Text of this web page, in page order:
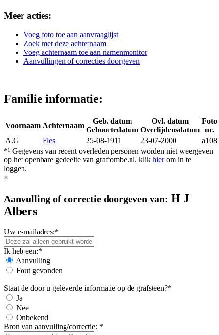
Meer acties:
Voeg foto toe aan aanvraaglijst
Zoek met deze achternaam
Voeg achternaam toe aan namenmonitor
Aanvullingen of correcties doorgeven
Familie informatie:
Voornaam Achternaam
Geb. datum
Geboortedatum
Ovl. datum
Overlijdensdatum
Foto
nr.
A.G
Fles 25-08-1911 23-07-2000
a108
*¹ Gegevens van recent overleden personen worden niet weergeven
op het openbare gedeelte van graftombe.nl. klik hierom in te
loggen.
×
Aanvulling of correctie doorgeven van: H J
Albers
Uw e-mailadres:*
Ik heb een:*
Aanvulling
Fout gevonden
Staat de door u geleverde informatie op de grafsteen?*
Ja
Nee
Onbekend
Bron van aanvulling/correctie: *